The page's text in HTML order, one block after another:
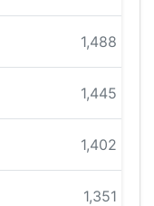
1,488 pts
1,445 pts
1,402 pts
1,351 pts